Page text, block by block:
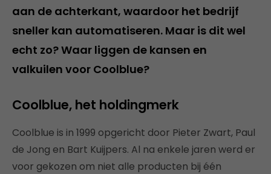
aan de achterkant, waardoor het bedrijf
sneller kan automatiseren. Maar is dit wel
echt zo? Waar liggen de kansen en
valkuilen voor Coolblue?
Coolblue, het holdingmerk
Coolblue is in 1999 opgericht door Pieter Zwart, Paul
de Jong en Bart Kuijpers. Al na enkele jaren werd er
voor gekozen om niet alle producten bij één